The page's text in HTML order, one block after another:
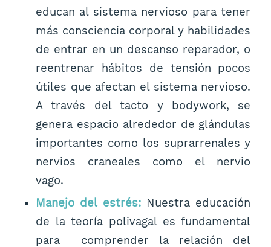
educan al sistema nervioso para tener
más consciencia corporal y habilidades
de entrar en un descanso reparador, o
reentrenar hábitos de tensión pocos
útiles que afectan el sistema nervioso.
A través del tacto y bodywork, se
genera espacio alrededor de glándulas
importantes como los suprarrenales y
nervios craneales como el nervio
vago.
Manejo del estrés:Nuestra educación
de la teoría polivagal es fundamental
para comprender la relación del